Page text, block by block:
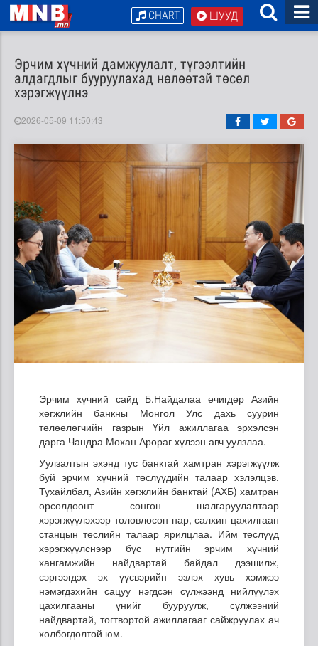
ШУУД
CHART
Эрчим хүчний дамжуулалт, түгээлтийн
алдагдлыг бууруулахад нөлөөтэй төсөл
хэрэгжүүлнэ
2026-05-09 11:50:43
Эрчим хүчний сайд Б.Найдалаа өчигдөр Азийн
хөгжлийн банкны Монгол Улс дахь суурин
төлөөлөгчийн газрын Үйл ажиллагаа эрхэлсэн
дарга Чандра Мохан Арораг хүлээн авч уулзлаа.
Уулзалтын эхэнд тус банктай хамтран хэрэгжүүлж
буй эрчим хүчний төслүүдийн талаар хэлэлцэв.
Тухайлбал, Азийн хөгжлийн банктай (АХБ) хамтран
өрсөлдөөнт сонгон шалгаруулалтаар
хэрэгжүүлэхээр төлөвлөсөн нар, салхин цахилгаан
станцын төслийн талаар ярилцлаа. Ийм төслүүд
хэрэгжүүлснээр бүс нутгийн эрчим хүчний
хангамжийн найдвартай байдал дээшилж,
сэргээгдэх эх үүсвэрийн эзлэх хувь хэмжээ
нэмэгдэхийн сацуу нэгдсэн сүлжээнд нийлүүлэх
цахилгааны үнийг бууруулж, сүлжээний
найдвартай, тогтвортой ажиллагааг сайжруулах ач
холбогдолтой юм.